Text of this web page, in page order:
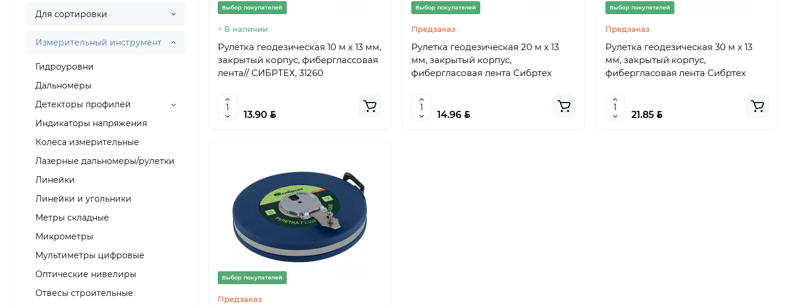
Для сортировки
Измерительный инструмент
Гидроуровни
Дальномеры
Детекторы профилей
Индикаторы напряжения
Колёса измерительные
Лазерные дальномеры/рулетки
Линейки
Линейки и угольники
Метры складные
Микрометры
Мультиметры цифровые
Оптические нивелиры
Отвесы строительные
Выбор покупателей
В наличии
Рулетка геодезическая 10 м х 13 мм,
закрытый корпус, фиберглассовая
лента// СИБРТЕХ, 31260
13.90 BYN
Выбор покупателей
Предзаказ
Рулетка геодезическая 20 м х 13
мм, закрытый корпус,
фибергласовая лента Сибртех
14.96 BYN
Выбор покупателей
Предзаказ
Рулетка геодезическая 30 м х 13
мм, закрытый корпус,
фибергласовая лента Сибртех
21.85 BYN
Выбор покупателей
Предзаказ